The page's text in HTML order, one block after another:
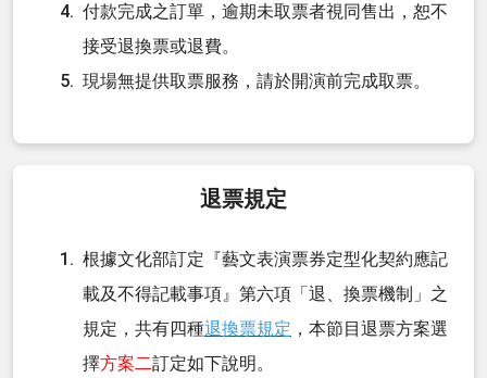
付款完成之訂單，逾期未取票者視同售出，恕不
接受退換票或退費。
現場無提供取票服務，請於開演前完成取票。
退票規定
根據文化部訂定『藝文表演票券定型化契約應記
載及不得記載事項』第六項「退、換票機制」之
規定，共有四種退換票規定 ，本節目退票方案選
擇方案二訂定如下說明。